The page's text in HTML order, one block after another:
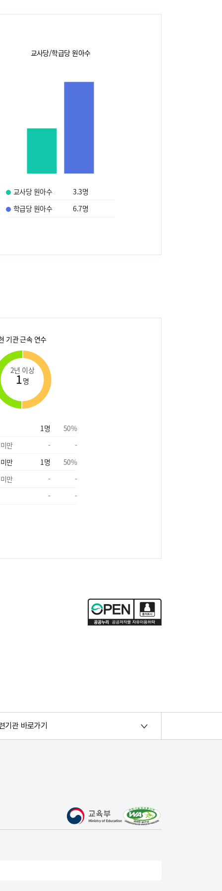
교사당/학급당 원아수
교사당 원아수 3.3명
학급당 원아수
6.7명
기관 근속 연수
2년 이상
1명
1 명 50%
만
-
-
만
1 명 50%
만
-
-
-
-
기관 바로가기